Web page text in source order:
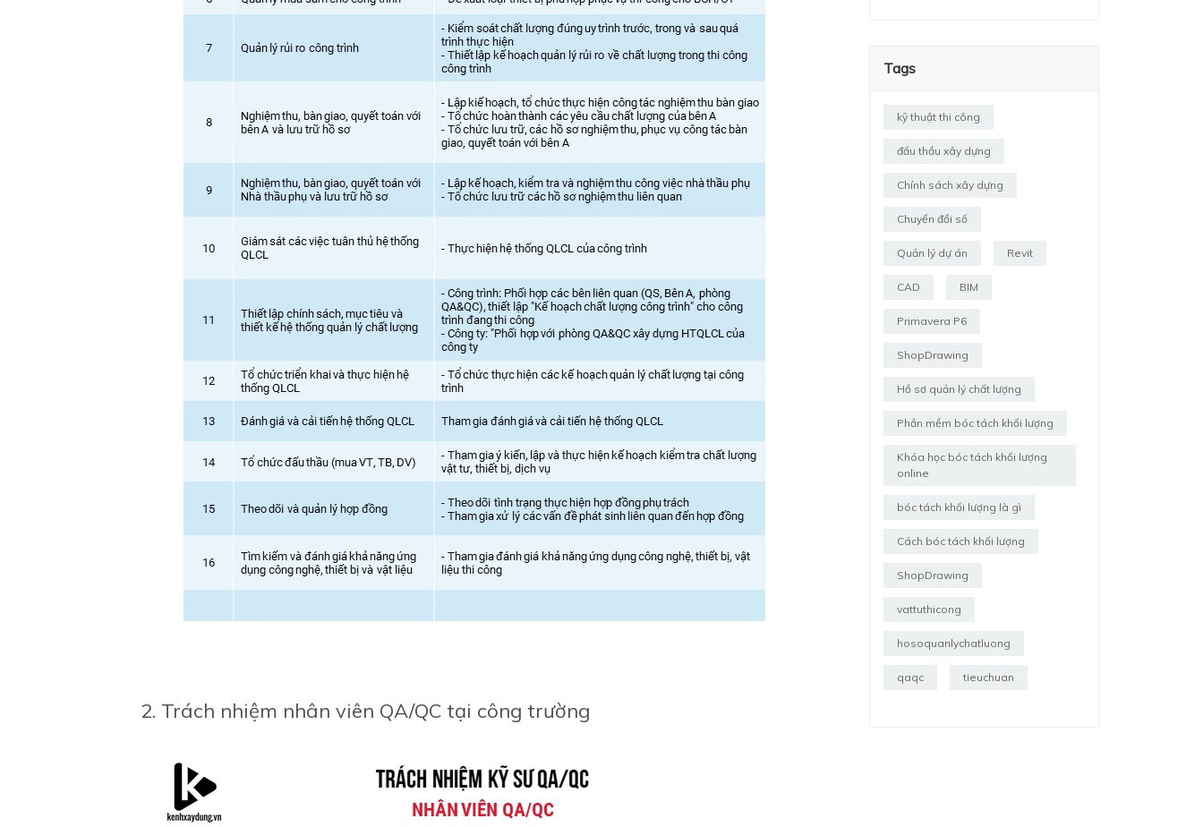
2. Trách nhiệm nhân viên QA/QC tại công trường
Tags
kỹ thuật thi công
đấu thầu xây dựng
Chính sách xây dựng
Chuyển đổi số
Quản lý dự án Revit
CAD BIM
Primavera P6
ShopDrawing
Hồ sơ quản lý chất lượng
Phần mềm bóc tách khối lượng
Khóa học bóc tách khối lượng
online
bóc tách khối lượng là gì
Cách bóc tách khối lượng
ShopDrawing
vattuthicong
hosoquanlychatluong
qaqc tieuchuan